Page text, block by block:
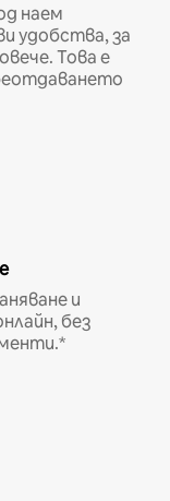
наем
удобства, за
Това е
и
без